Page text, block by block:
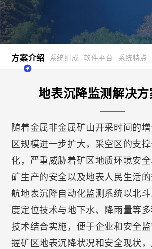
方案介绍 系统组成 软件平台 系统特点
地表沉降监测解决
随着金属非金属矿山开采时间的
区规模进一步扩大，采空区的支
化，严重威胁着矿区地质环境安
矿生产的安全以及地表人民生活
航地表沉降自动化监测系统以北
度定位技术与地下水、降雨量等
技术结合实施，便于企业和安全
握矿区地表沉降状况和安全现状